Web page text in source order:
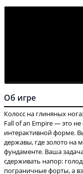
Об игре
Колосс на глиняных
Fall of an Empire — это не
интерактивной форме.
державы, где золото на
фундаменте. Ваша
сдерживать напор:
пограничные форты, а